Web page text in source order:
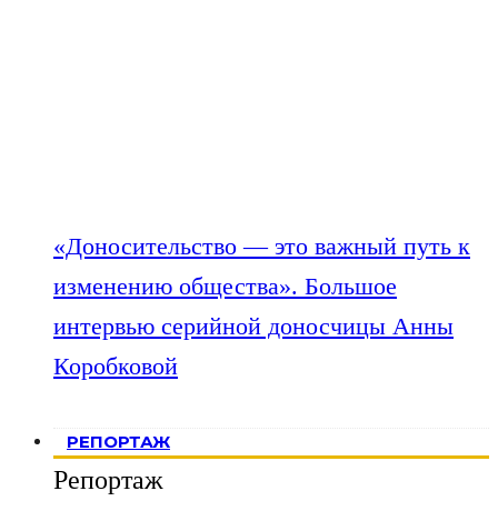
«Доносительство — это важный путь к
изменению общества». Большое
интервью серийной доносчицы Анны
Коробковой
РЕПОРТАЖ
Репортаж